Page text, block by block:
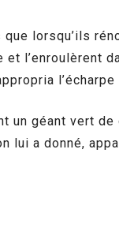
lorsqu’ils
l’enroulèrent
l’écharpe
un géant vert
lui a donné,